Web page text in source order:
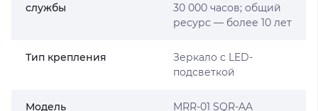
службы
30 000 часов; общий
ресурс — более 10 лет
Тип крепления
Зеркало с LED-
подсветкой
Мoдель MRR-01 SQR-AA